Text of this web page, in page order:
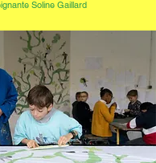
Soline Gaillard